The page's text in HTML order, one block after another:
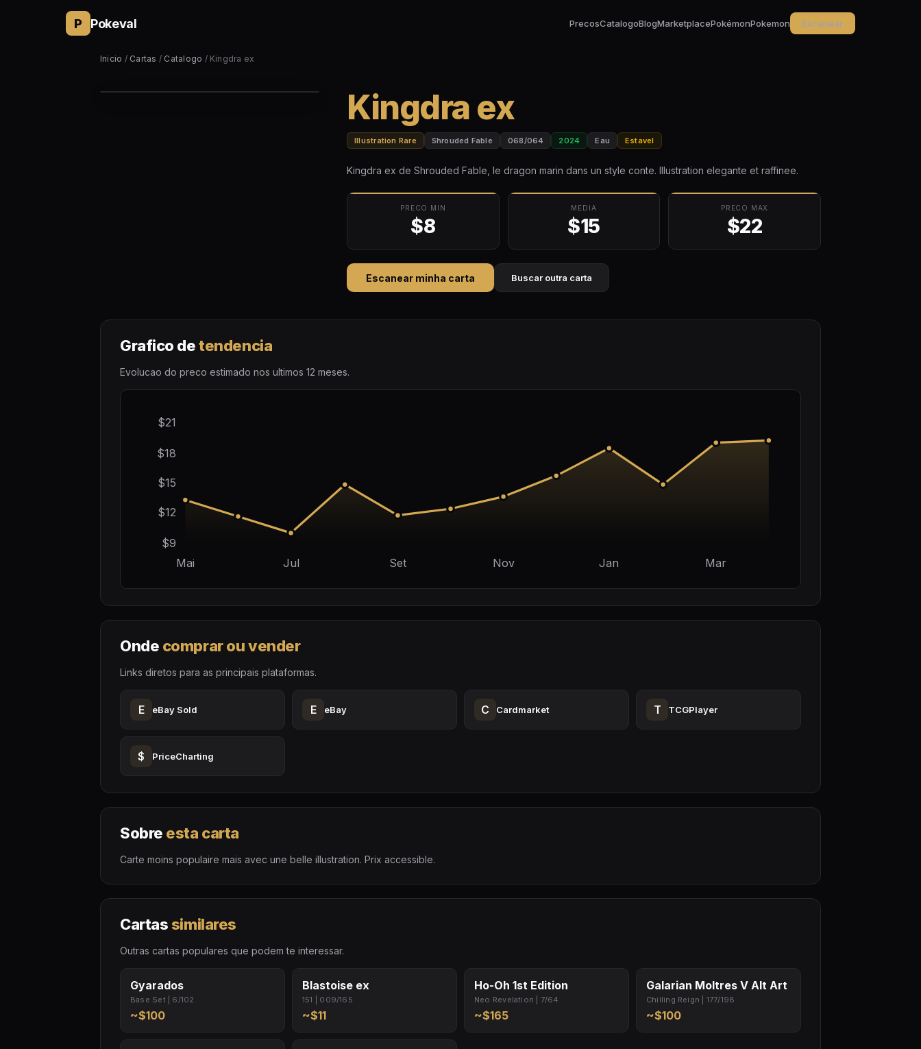
P Pokeval PrecosCatalogoBlogMarketplacePokémonPokemon Escanear
Inicio / Cartas / Catalogo / Kingdra ex
Kingdra ex
Illustration Rare Shrouded Fable 068/064 2024 Eau Estavel
Kingdra ex de Shrouded Fable, le dragon marin dans un style conte. Illustration elegante et raffinee.
PRECO MIN
$8
MEDIA
$15
PRECO MAX
$22
Escanear minha carta Buscar outra carta
Grafico detendencia
Evolucao do preco estimado nos ultimos 12 meses.
$9
$12
$15
$18
$21
Mai Jul Set Nov Jan Mar
Onde comprar ou vender
Links diretos para as principais plataformas.
E eBay Sold E eBay C Cardmarket T TCGPlayer
$ PriceCharting
Sobre esta carta
Carte moins populaire mais avec une belle illustration. Prix accessible.
Cartassimilares
Outras cartas populares que podem te interessar.
Gyarados
Base Set | 6/102
~$100
Blastoise ex
151 | 009/165
~$11
Ho-Oh 1st Edition
Neo Revelation | 7/64
~$165
Galarian Moltres V Alt Art
Chilling Reign | 177/198
~$100